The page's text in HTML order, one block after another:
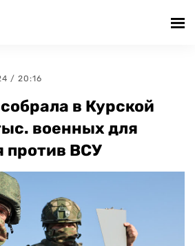
/ 20:16
в Курской
военных для
против ВСУ